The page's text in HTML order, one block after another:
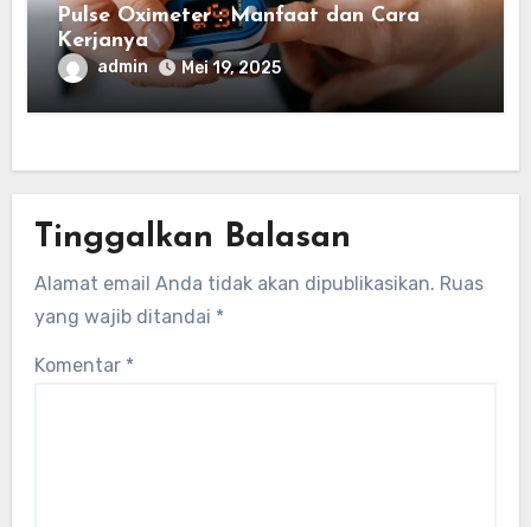
Pulse Oximeter : Manfaat dan Cara
Kerjanya
admin Mei 19, 2025
Tinggalkan Balasan
Alamat email Anda tidak akan dipublikasikan. Ruas
yang wajib ditandai *
Komentar *